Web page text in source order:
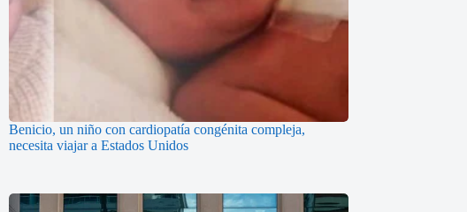
Benicio, un niño con cardiopatía congénita compleja,
necesita viajar a Estados Unidos